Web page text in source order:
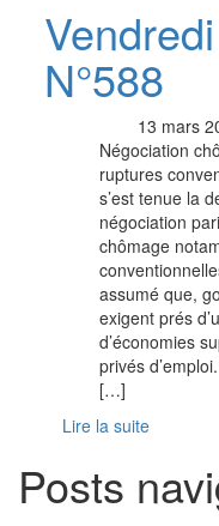
N°588
13 mars
Négociation
ruptures
s’est tenue la
négociation
chômage
assumé que,
exigent prés
d’économies
privés
[…]
Lire la suite
Posts